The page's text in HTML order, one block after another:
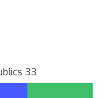
33